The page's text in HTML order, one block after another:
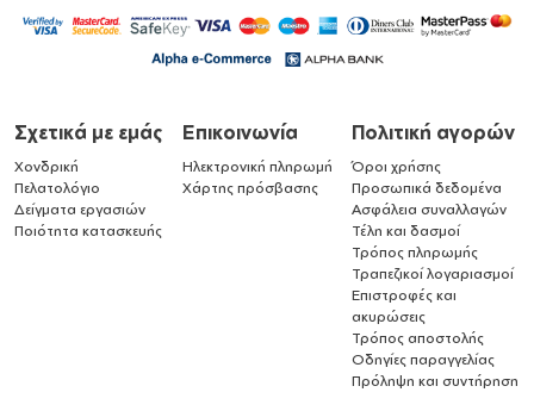
Σχετικά με εμάς
Χονδρική
Πελατολόγιο
Δείγματα εργασιών
Ποιότητα κατασκευής
Επικοινωνία
Ηλεκτρονική πληρωμή
Χάρτης πρόσβασης
Πολιτική αγορών
Όροι χρήσης
Προσωπικά δεδομένα
Ασφάλεια συναλλαγών
Τέλη και δασμοί
Τρόπος πληρωμής
Τραπεζικοί λογαριασμοί
Επιστροφές και
ακυρώσεις
Τρόπος αποστολής
Οδηγίες παραγγελίας
Πρόληψη και συντήρηση